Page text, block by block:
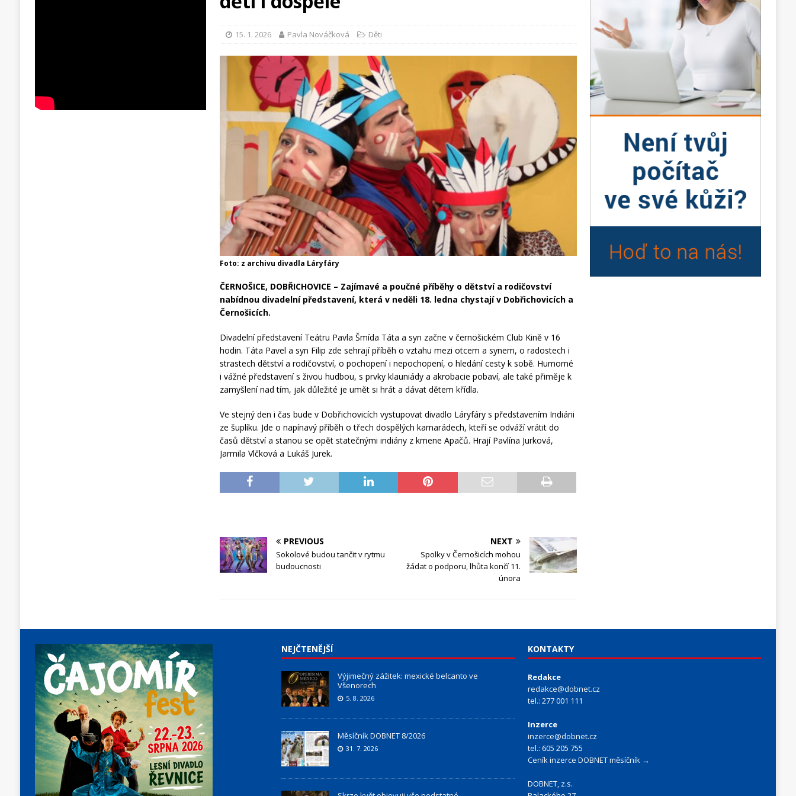
15. 1. 2026 Pavla Nováčková Děti
Foto: z archivu divadla Láryfáry
ČERNOŠICE, DOBŘICHOVICE – Zajímavé a poučné příběhy o dětství a rodičovství
nabídnou divadelní představení, která v neděli 18. ledna chystají v Dobřichovicích a
Černošicích.
Divadelní představení Teátru Pavla Šmída Táta a syn začne v černošickém Club Kině v 16
hodin. Táta Pavel a syn Filip zde sehrají příběh o vztahu mezi otcem a synem, o radostech i
strastech dětství a rodičovství, o pochopení i nepochopení, o hledání cesty k sobě. Humorné
i vážné představení s živou hudbou, s prvky klauniády a akrobacie pobaví, ale také přiměje k
zamyšlení nad tím, jak důležité je umět si hrát a dávat dětem křídla.
Ve stejný den i čas bude v Dobřichovicích vystupovat divadlo Láryfáry s představením Indiáni
ze šuplíku. Jde o napínavý příběh o třech dospělých kamarádech, kteří se odváží vrátit do
časů dětství a stanou se opět statečnými indiány z kmene Apačů. Hrají Pavlína Jurková,
Jarmila Vlčková a Lukáš Jurek.
PREVIOUS
Sokolové budou tančit v rytmu
budoucnosti
NEXT
Spolky v Černošicích mohou
žádat o podporu, lhůta končí 11.
února
NEJČTENĚJŠÍ
Výjimečný zážitek: mexické belcanto ve
Všenorech
5. 8. 2026
Měsíčník DOBNET 8/2026
31. 7. 2026
KONTAKTY
Redakce
redakce@dobnet.cz
tel.: 277 001 111
Inzerce
inzerce@dobnet.cz
tel.: 605 205 755
Ceník inzerce DOBNET měsíčník →
DOBNET, z.s.